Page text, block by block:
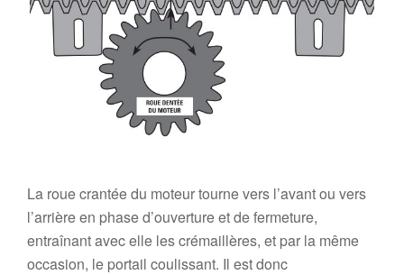
La roue crantée du moteur tourne vers l’avant ou vers
l’arrière en phase d’ouverture et de fermeture,
entraînant avec elle les crémaillères, et par la même
occasion, le portail coulissant. Il est donc